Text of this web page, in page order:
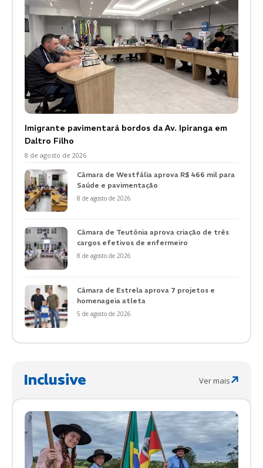
Imigrante pavimentará bordos da Av. Ipiranga em
Daltro Filho
8 de agosto de 2026
Câmara de Westfália aprova R$ 466 mil para
Saúde e pavimentação
8 de agosto de 2026
Câmara de Teutônia aprova criação de três
cargos efetivos de enfermeiro
8 de agosto de 2026
Câmara de Estrela aprova 7 projetos e
homenageia atleta
5 de agosto de 2026
Inclusive Ver mais